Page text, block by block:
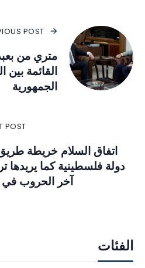
POST
متري من
القائمة
الجمهورية
POST
اتفاق السلام خريطة
دولة فلسطينية كما يريدها
آخر الحروب في
الفئات